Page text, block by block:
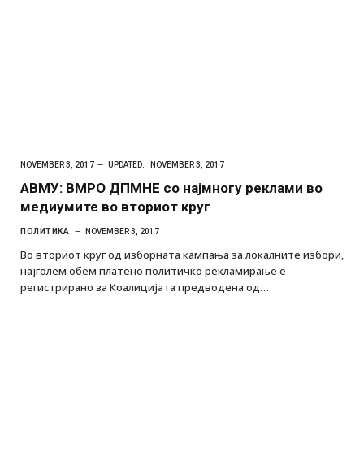
NOVEMBER 3, 2017 UPDATED: NOVEMBER 3, 2017
АВМУ: ВМРО ДПМНЕ со најмногу реклами во
медиумите во вториот круг
ПОЛИТИКА NOVEMBER 3, 2017
Во вториот круг од изборната кампања за локалните избори,
најголем обем платено политичко рекламирање е
регистрирано за Коалицијата предводена од…